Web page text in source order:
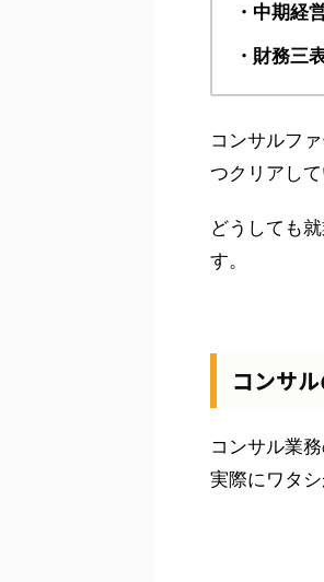
・中期経
・財務三
コンサルフ
つクリアして
どうしても
す。
コンサ
コンサル業
実際にワタ